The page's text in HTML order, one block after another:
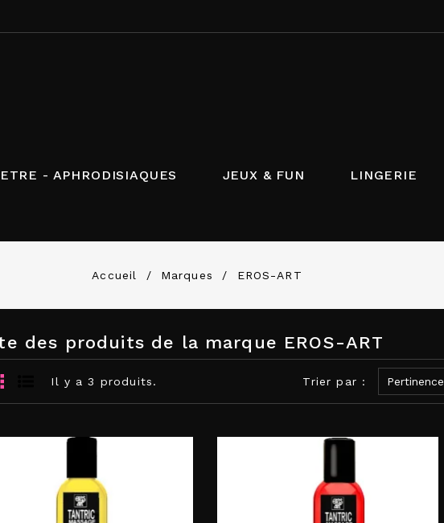
- APHRODISIAQUES JEUX & FUN LINGERIE
Accueil Marques EROS-ART
des produits de la marque EROS-ART
Il y a 3 produits. Trier par : Pertinence